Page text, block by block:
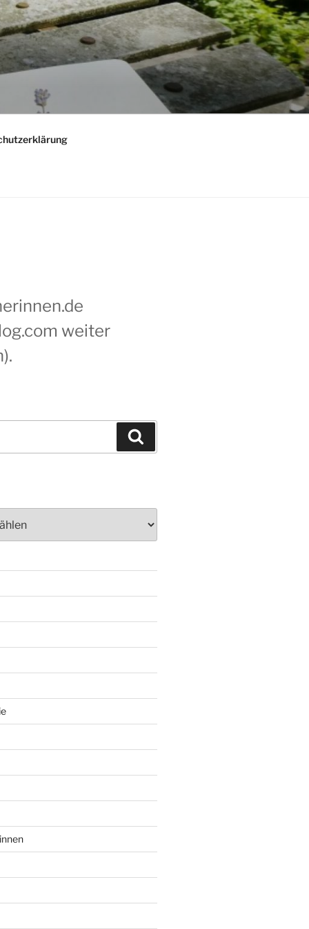
weiter